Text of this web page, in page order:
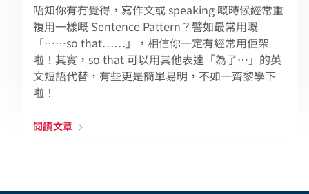
唔知你有冇覺得，寫作文或 speaking 嘅時候經常重
複用一樣嘅 Sentence Pattern？譬如最常用嘅
「⋯⋯so that⋯⋯」，相信你一定有經常用佢架
啦！其實，so that 可以用其他表達「為了⋯」的英
文短語代替，有些更是簡單易明，不如一齊黎學下
啦！
閱讀文章